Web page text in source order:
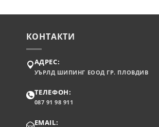
КОНТАКТИ
АДРЕС:
УЪРЛД ШИПИНГ ЕООД ГР. ПЛОВДИВ
ТЕЛЕФОН:
087 91 98 911
EMAIL: